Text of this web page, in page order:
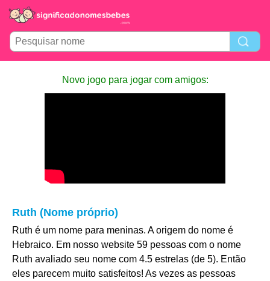
Novo jogo para jogar com amigos:
Ruth (Nome próprio)
Ruth é um nome para meninas. A origem do nome é
Hebraico. Em nosso website 59 pessoas com o nome
Ruth avaliado seu nome com 4.5 estrelas (de 5). Então
eles parecem muito satisfeitos! As vezes as pessoas